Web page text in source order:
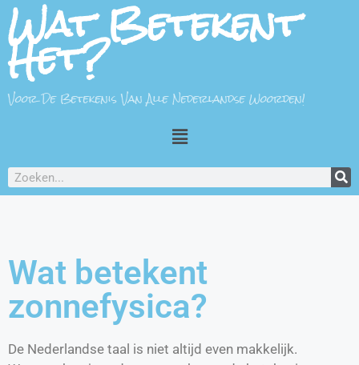
Wat Betekent
Het?
Voor De Betekenis Van Alle Nederlandse Woorden!
Wat betekent
zonnefysica?
De Nederlandse taal is niet altijd even makkelijk.